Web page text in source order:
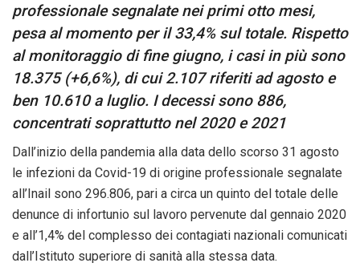
professionale segnalate nei primi otto mesi,
pesa al momento per il 33,4% sul totale. Rispetto
al monitoraggio di fine giugno, i casi in più sono
18.375 (+6,6%), di cui 2.107 riferiti ad agosto e
ben 10.610 a luglio. I decessi sono 886,
concentrati soprattutto nel 2020 e 2021
Dall’inizio della pandemia alla data dello scorso 31 agosto
le infezioni da Covid-19 di origine professionale segnalate
all’Inail sono 296.806, pari a circa un quinto del totale delle
denunce di infortunio sul lavoro pervenute dal gennaio 2020
e all’1,4% del complesso dei contagiati nazionali comunicati
dall’Istituto superiore di sanità alla stessa data.